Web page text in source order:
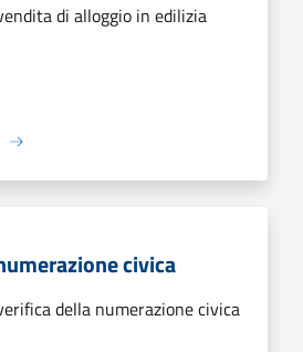
di alloggio in edilizia
civica
della numerazione civica